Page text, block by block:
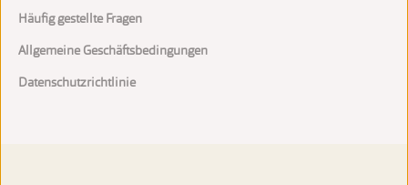
Häufig gestellte Fragen
Allgemeine Geschäftsbedingungen
Datenschutzrichtlinie